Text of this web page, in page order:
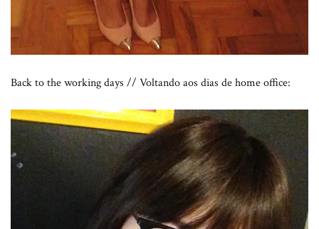
Back to the working days // Voltando aos dias de home office: